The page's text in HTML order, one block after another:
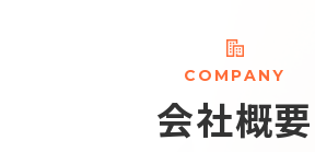
C O M PANY
会社概要